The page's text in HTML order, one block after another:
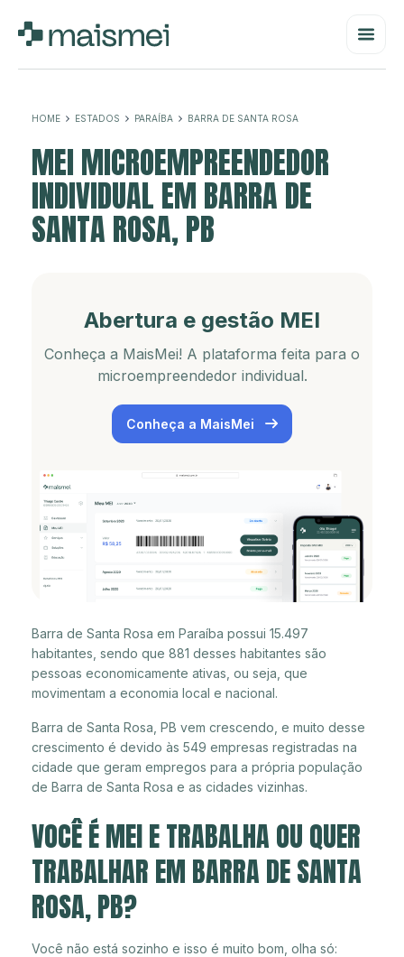
HOME ESTADOS PARAÍBA BARRA DE SANTA ROSA
MEI MICROEMPREENDEDOR
INDIVIDUAL EM BARRA DE
SANTA ROSA, PB
Abertura e gestão MEI
Conheça a MaisMei! A plataforma feita para o
microempreendedor individual.
Conheça a MaisMei
Barra de Santa Rosa em Paraíba possui 15.497
habitantes, sendo que 881 desses habitantes são
pessoas economicamente ativas, ou seja, que
movimentam a economia local e nacional.
Barra de Santa Rosa, PB vem crescendo, e muito desse
crescimento é devido às 549 empresas registradas na
cidade que geram empregos para a própria população
de Barra de Santa Rosa e as cidades vizinhas.
VOCÊ É MEI E TRABALHA OU QUER
TRABALHAR EM BARRA DE SANTA
ROSA, PB?
Você não está sozinho e isso é muito bom, olha só: